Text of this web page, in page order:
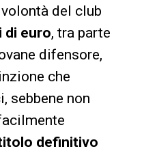
del club
di euro, tra parte
difensore,
che
sebbene non
definitivo